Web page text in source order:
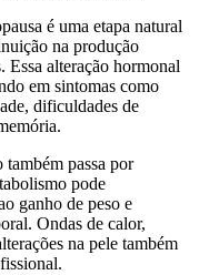
é uma etapa natural
na produção
Essa alteração hormonal
em sintomas como
dificuldades de
passa por
pode
ganho de peso e
Ondas de calor,
na pele também